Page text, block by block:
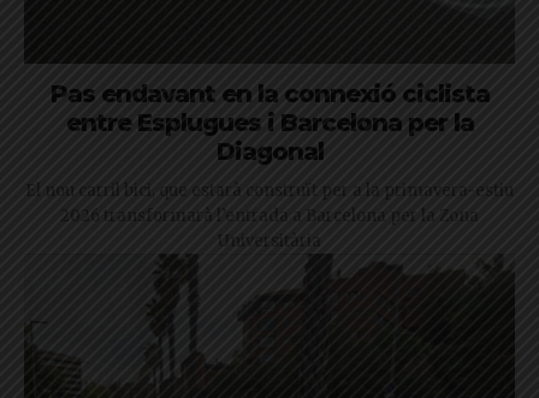
Pas endavant en la connexió ciclista
entre Esplugues i Barcelona per la
Diagonal
El nou carril bici, que estarà construït per a la primavera-estiu
2026 transformarà l’entrada a Barcelona per la Zona
Universitària